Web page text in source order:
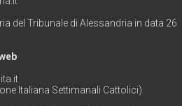
del Tribunale di Alessandria in data 26
Italiana Settimanali Cattolici)